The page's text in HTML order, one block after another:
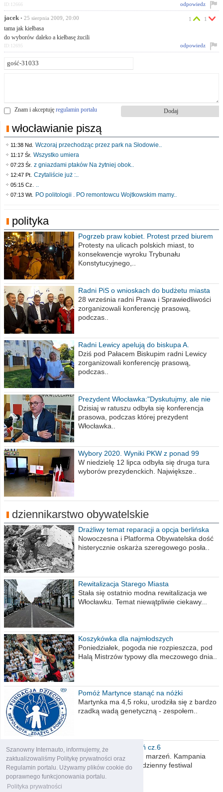
Szanowny Internauto, informujemy, że
zaktualizowaliśmy Politykę prywatności oraz
Regulamin portalu. Używamy plików cookie do
poprawnego funkcjonowania portalu.
Polityka prywatności
odpowiedz
ID:12666
jacek • 25 sierpnia 2009, 20:00
tama jak kiełbasa
do wyborów daleko a kiełbasę żucili
1 1
odpowiedz
ID:12695
Znam i akceptuję regulamin portalu
włocławianie piszą
11:38 Nd. Wczoraj przechodząc przez park na Słodowie..
11:17 Śr. Wszystko umiera
07:23 Śr. z gniazdami ptaków Na żytniej obok..
12:47 Pt. Czytaliście już :..
05:15 Cz. ..
07:13 Wt. PO politologii . PO remontowcu Wojtkowskim mamy..
polityka
Pogrzeb praw kobiet. Protest przed biurem
poselskim PiS
Protesty na ulicach polskich miast, to
konsekwencje wyroku Trybunału
Konstytucyjnego,..
Radni PiS o wnioskach do budżetu miasta
na 2021 rok
28 września radni Prawa i Sprawiedliwości
zorganizowali konferencję prasową,
podczas..
Radni Lewicy apelują do biskupa A.
Wiesława Meringa
Dziś pod Pałacem Biskupim radni Lewicy
zorganizowali konferencję prasową,
podczas..
Prezydent Włocławka:"Dyskutujmy, ale nie
obrażajmy się”
Dzisiaj w ratuszu odbyła się konferencja
prasowa, podczas której prezydent
Włocławka..
Wybory 2020. Wyniki PKW z ponad 99
procent obwodów
W niedzielę 12 lipca odbyła się druga tura
wyborów prezydenckich. Największe..
dziennikarstwo obywatelskie
Drażliwy temat reparacji a opcja berlińska
Nowoczesna i Platforma Obywatelska dość
histerycznie oskarża szeregowego posła..
Rewitalizacja Starego Miasta
Stała się ostatnio modna rewitalizacja we
Włocławku. Temat niewątpliwie ciekawy...
Koszykówka dla najmłodszych
Poniedziałek, pogoda nie rozpieszcza, pod
Halą Mistrzów typowy dla meczowego dnia..
Pomóż Martynce stanąć na nóżki
Martynka ma 4,5 roku, urodziła się z bardzo
rzadką wadą genetyczną - zespołem..
Polska moich marzeń cz.6
Nadszedł kres moich marzeń. Kampania
wyborcza czyli niecodzienny festiwal
obietnic,..